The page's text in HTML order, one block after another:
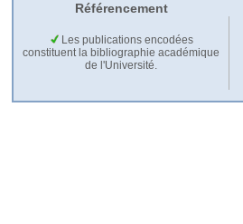
Référencement
Les publications encodées
constituent la bibliographie académique
de l'Université.